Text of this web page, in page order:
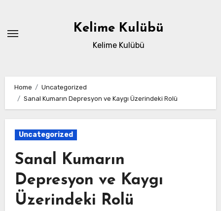
content
Kelime Kulübü
Kelime Kulübü
Home
Uncategorized
Sanal Kumarın Depresyon ve Kaygı Üzerindeki Rolü
Uncategorized
Sanal Kumarın
Depresyon ve Kaygı
Üzerindeki Rolü